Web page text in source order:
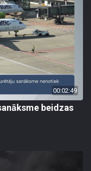
00:02:49
beidzas